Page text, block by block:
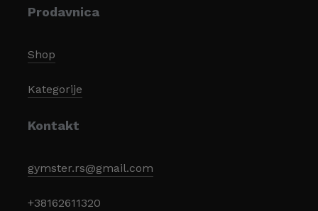
Prodavnica
Shop
Kategorije
Kontakt
gymster.rs@gmail.com
+38162611320